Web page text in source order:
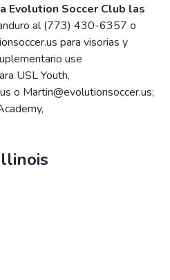
Evolution Soccer Club las
al (773) 430-6357 o
para visorias y
use
USL Youth,
o Martin@evolutionsoccer.us;